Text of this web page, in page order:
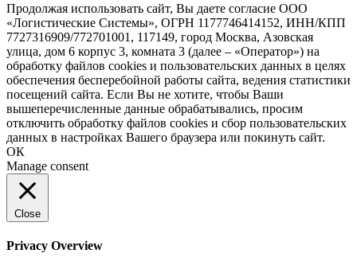
Продолжая использовать сайт, Вы даете согласие ООО
«Логистические Системы», ОГРН 1177746414152, ИНН/КПП
7727316909/772701001, 117149, город Москва, Азовская
улица, дом 6 корпус 3, комната 3 (далее – «Оператор») на
обработку файлов cookies и пользовательских данных в целях
обеспечения бесперебойной работы сайта, ведения статистики
посещений сайта. Если Вы не хотите, чтобы Ваши
вышеперечисленные данные обрабатывались, просим
отключить обработку файлов cookies и сбор пользовательских
данных в настройках Вашего браузера или покинуть сайт.
ОК
Manage consent
Close
Privacy Overview